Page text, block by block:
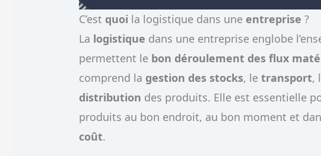
C’est quoi la logistique dans une entreprise ?
La logistique dans une entreprise englobe
permettent le bon déroulement des flux
comprend la gestion des stocks, letransport,
distribution des produits. Elle est essentielle
produits au bon endroit, au bon moment et
coût.